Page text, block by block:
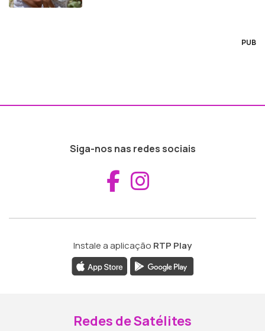
PUB
Siga-nos nas redes sociais
Aceder ao
Instale a aplicação RTP Play
Redes de Satélites